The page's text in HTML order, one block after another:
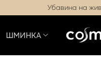
Убавина на
ШМИНКА